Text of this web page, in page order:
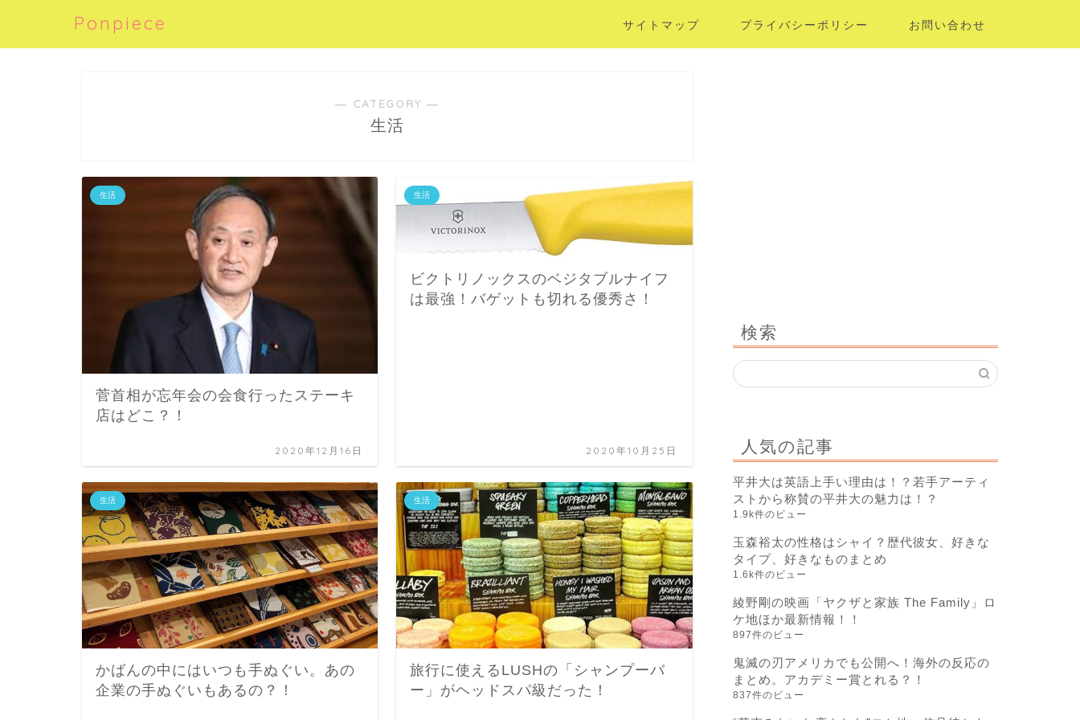
Ponpiece サイトマップ プライバシーポリシー お問い合わせ
― CATEGORY ―
生活
生活
菅首相が忘年会の会食行ったステーキ
店はどこ？！
2020年12月16日
生活
ビクトリノックスのベジタブルナイフ
は最強！バゲットも切れる優秀さ！
2020年10月25日
生活
かばんの中にはいつも手ぬぐい。あの
企業の手ぬぐいもあるの？！
生活
旅行に使えるLUSHの「シャンプーバ
ー」がヘッドスパ級だった！
検索
人気の記事
平井大は英語上手い理由は！？若手アーティ
ストから称賛の平井大の魅力は！？
1.9k件のビュー
玉森裕太の性格はシャイ？歴代彼女、好きな
タイプ、好きなものまとめ
1.6k件のビュー
綾野剛の映画「ヤクザと家族 The Family」ロ
ケ地ほか最新情報！！
897件のビュー
鬼滅の刃アメリカでも公開へ！海外の反応の
まとめ。アカデミー賞とれる？！
837件のビュー